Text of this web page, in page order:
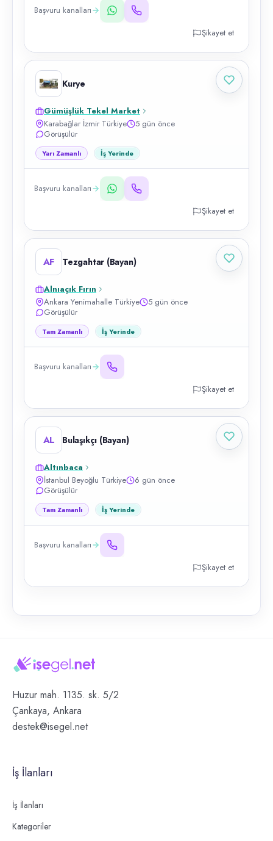
Başvuru kanalları
Şikayet et
Kurye
Gümüşlük Tekel Market
Karabağlar İzmir Türkiye
5 gün önce
Görüşülür
Yarı Zamanlı İş Yerinde
Başvuru kanalları
Şikayet et
AF Tezgahtar (Bayan)
Alnıaçık Fırın
Ankara Yenimahalle Türkiye
5 gün önce
Görüşülür
Tam Zamanlı İş Yerinde
Başvuru kanalları
Şikayet et
AL Bulaşıkçı (Bayan)
Altınbaca
İstanbul Beyoğlu Türkiye
6 gün önce
Görüşülür
Tam Zamanlı İş Yerinde
Başvuru kanalları
Şikayet et
Huzur mah. 1135. sk. 5/2
Çankaya, Ankara
destek@isegel.net
İş İlanları
İş İlanları
Kategoriler